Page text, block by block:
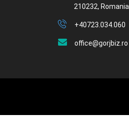
210232, Romania
+40723.034.060
office@gorjbiz.ro